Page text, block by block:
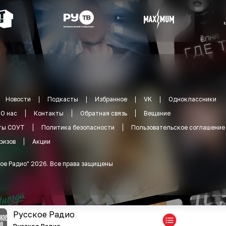
Новости Подкасты Избранное VK
Одноклассники
О нас
Контакты Обратная связь
Вещание
СОУТ
Политика безопасности
Пользовательское соглашение
Акции
Радио" 2026. Все права защищены
Русское Радио